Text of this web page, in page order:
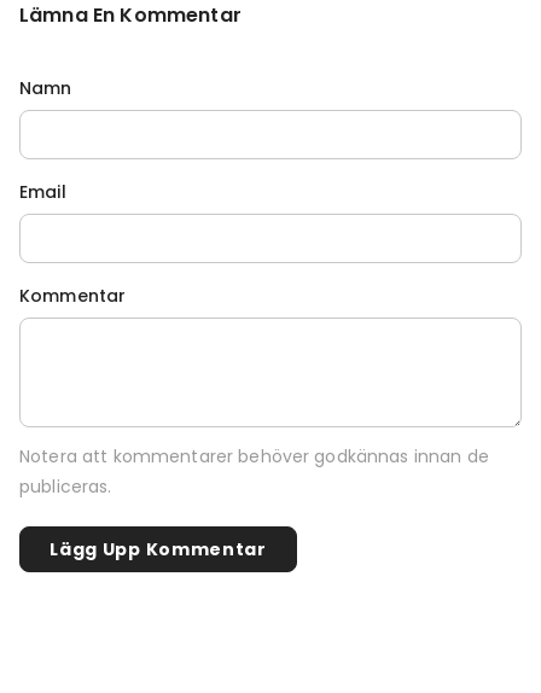
Lämna En Kommentar
Namn
Email
Kommentar
Notera att kommentarer behöver godkännas innan de
publiceras.